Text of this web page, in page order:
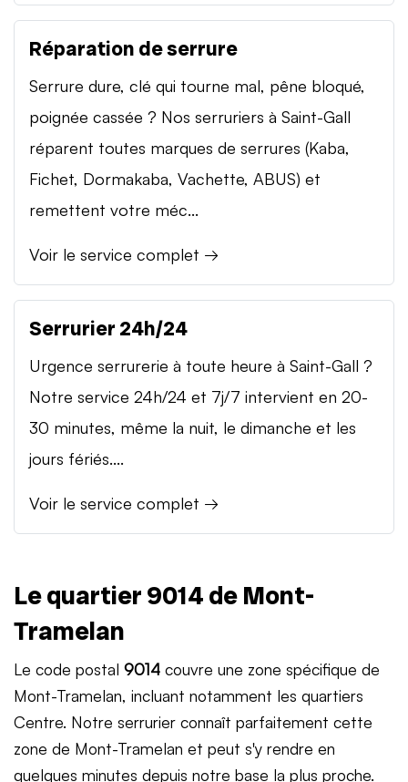
Réparation de serrure
Serrure dure, clé qui tourne mal, pêne bloqué,
poignée cassée ? Nos serruriers à Saint-Gall
réparent toutes marques de serrures (Kaba,
Fichet, Dormakaba, Vachette, ABUS) et
remettent votre méc...
Voir le service complet →
Serrurier 24h/24
Urgence serrurerie à toute heure à Saint-Gall ?
Notre service 24h/24 et 7j/7 intervient en 20-
30 minutes, même la nuit, le dimanche et les
jours fériés....
Voir le service complet →
Le quartier 9014 de Mont-
Tramelan
Le code postal 9014 couvre une zone spécifique de
Mont-Tramelan, incluant notamment les quartiers
Centre. Notre serrurier connaît parfaitement cette
zone de Mont-Tramelan et peut s'y rendre en
quelques minutes depuis notre base la plus proche.